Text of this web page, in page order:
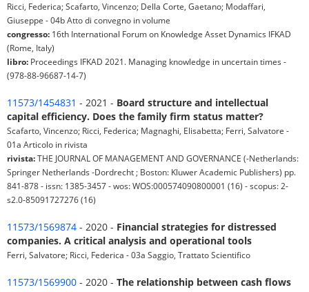
Ricci, Federica; Scafarto, Vincenzo; Della Corte, Gaetano; Modaffari,
Giuseppe - 04b Atto di convegno in volume
congresso: 16th International Forum on Knowledge Asset Dynamics IFKAD
(Rome, Italy)
libro: Proceedings IFKAD 2021. Managing knowledge in uncertain times -
(978-88-96687-14-7)
11573/1454831 - 2021 - Board structure and intellectual
capital efficiency. Does the family firm status matter?
Scafarto, Vincenzo; Ricci, Federica; Magnaghi, Elisabetta; Ferri, Salvatore -
01a Articolo in rivista
rivista:THE JOURNAL OF MANAGEMENT AND GOVERNANCE (-Netherlands:
Springer Netherlands -Dordrecht ; Boston: Kluwer Academic Publishers) pp.
841-878 - issn: 1385-3457 - wos: WOS:000574090800001 (16) - scopus: 2-
s2.0-85091727276 (16)
11573/1569874 - 2020 - Financial strategies for distressed
companies. A critical analysis and operational tools
Ferri, Salvatore; Ricci, Federica - 03a Saggio, Trattato Scientifico
11573/1569900 - 2020 - The relationship between cash flows